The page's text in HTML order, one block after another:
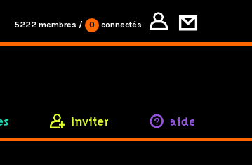
5222 membres / 0 connectés
inviter aide